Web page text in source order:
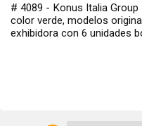
# 4089 - Konus Italia
color verde, modelos
exhibidora con 6 unidades